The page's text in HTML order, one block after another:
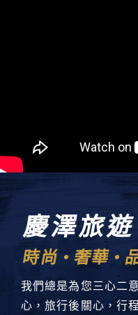
慶澤旅遊
時尚 奢華
我們總是為您三心二
心，旅行後關心，行